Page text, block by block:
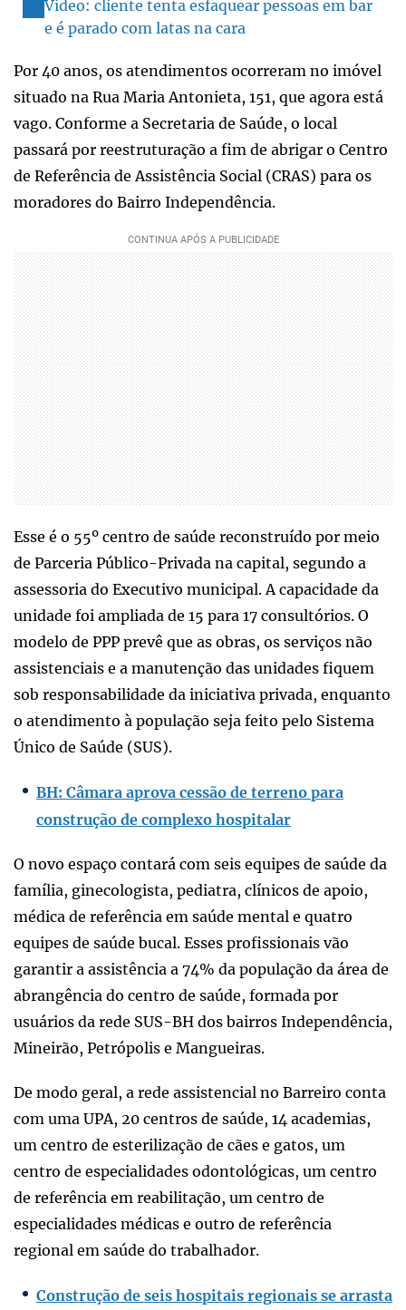
Vídeo: cliente tenta esfaquear pessoas em bar
e é parado com latas na cara
Por 40 anos, os atendimentos ocorreram no imóvel
situado na Rua Maria Antonieta, 151, que agora está
vago. Conforme a Secretaria de Saúde, o local
passará por reestruturação a fim de abrigar o Centro
de Referência de Assistência Social (CRAS) para os
moradores do Bairro Independência.
Esse é o 55º centro de saúde reconstruído por meio
de Parceria Público-Privada na capital, segundo a
assessoria do Executivo municipal. A capacidade da
unidade foi ampliada de 15 para 17 consultórios. O
modelo de PPP prevê que as obras, os serviços não
assistenciais e a manutenção das unidades fiquem
sob responsabilidade da iniciativa privada, enquanto
o atendimento à população seja feito pelo Sistema
Único de Saúde (SUS).
BH: Câmara aprova cessão de terreno para
construção de complexo hospitalar
O novo espaço contará com seis equipes de saúde da
família, ginecologista, pediatra, clínicos de apoio,
médica de referência em saúde mental e quatro
equipes de saúde bucal. Esses profissionais vão
garantir a assistência a 74% da população da área de
abrangência do centro de saúde, formada por
usuários da rede SUS-BH dos bairros Independência,
Mineirão, Petrópolis e Mangueiras.
De modo geral, a rede assistencial no Barreiro conta
com uma UPA, 20 centros de saúde, 14 academias,
um centro de esterilização de cães e gatos, um
centro de especialidades odontológicas, um centro
de referência em reabilitação, um centro de
especialidades médicas e outro de referência
regional em saúde do trabalhador.
Construção de seis hospitais regionais se arrasta